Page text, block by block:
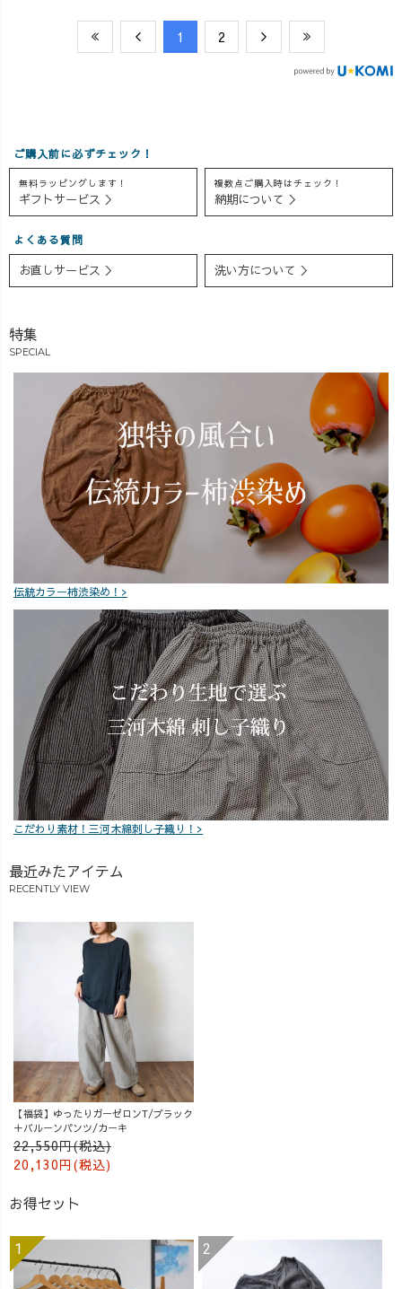
​1 ​2
ご購入前に必ずチェック！
無料ラッピングします！
ギフトサービス ＞
複数点ご購入時はチェック！
納期について ＞
よくある質問
お直しサービス ＞ 洗い方について ＞
特集
SPECIAL
伝統カラー柿渋染め！>
こだわり素材！三河木綿刺し子織り！>
最近みたアイテム
RECENTLY VIEW
【福袋】ゆったりガーゼロンT/ブラック
＋バルーンパンツ/カーキ
22,550円(税込)
20,130円(税込)
お得セット